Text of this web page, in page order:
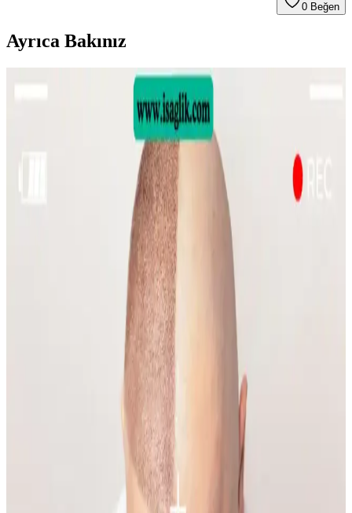
0 Beğen
Ayrıca Bakınız
Sülfür Sabunu ile Sırt Aknesi Tedavisi: Etkiler,
Kullanım ve Öneriler
Sülfür sabunu, özellikle mantar kaynaklı sırt aknesinde etkili bir
tedavi seçeneği olarak öne çıkıyor. Kullanım sıklığı ve nemlendirme
önerileri ile cilt sağlığı korunmalı.
Emface Cilt Tedavisi: Yüz Hatları, Yaşlanma ve Cilt
Sağlığı Üzerine Analiz
Emface tedavisi yüz hatlarını belirginleştirirken, bazı kullanıcılar
ciltte hızlı yaşlanma belirtileri gözlemlemektedir. Tedavi etkileri,
yaşlanma ve yaşam tarzı faktörleriyle şekillenmektedir.
Gelin Makyajında Doğallık ve Kalıcılık İçin Temel
İpuçları ve Teknikler
Gelin makyajında doğal görünüm ile profesyonel fotoğraflarda
belirginlik dengelenmeli. Kaş, göz, allık, highlighter ve dudak
uygulamalarında doğru renk ve teknikler kullanılmalı, makyaj
Yüzde Belirli Bölgedeki Sivilce ve
Hiperpigmentasyonun Nedenleri ve Etkili Çözümleri
Yüzde belirli bir alandaki sivilce ve hiperpigmentasyonun nedenleri
temas dermatiti, bakteriyel enfeksiyon ve çevresel faktörler olabilir.
Doğru bakım ve dermatolojik destekle sorun yönetilebilir.